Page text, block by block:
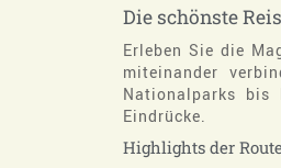
Die schönste
Erleben Sie die
miteinander
Nationalparks bis
Eindrücke.
Highlights der